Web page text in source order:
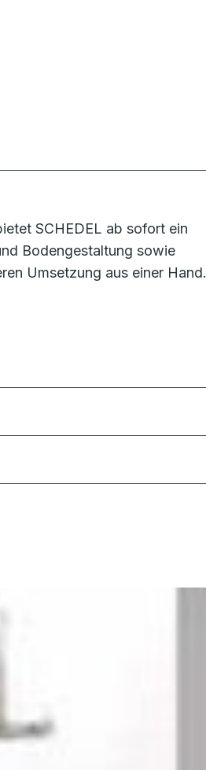
SCHEDEL ab sofort ein
Bodengestaltung sowie
Umsetzung aus einer Hand.